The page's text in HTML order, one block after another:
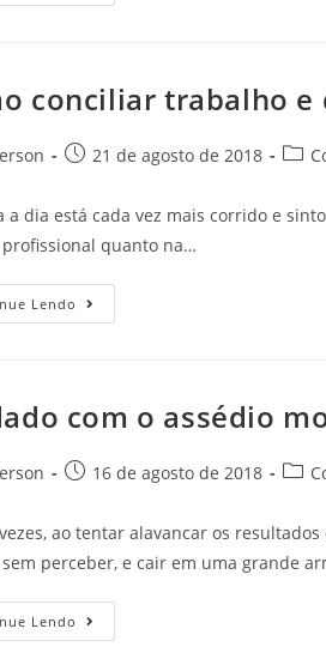
conciliar trabalho e
21 de agosto de 2018
a dia está cada vez mais corrido e
quanto na…
Lendo
com o assédio
16 de agosto de 2018
ao tentar alavancar os
perceber, e cair em uma grande
Lendo